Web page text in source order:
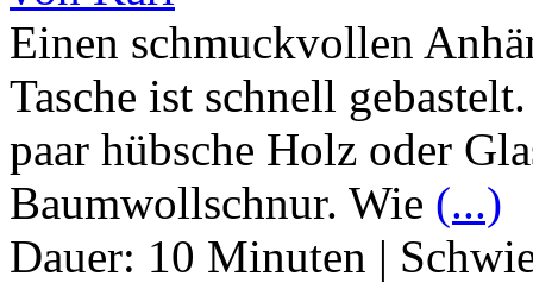
Einen schmuckvollen
Tasche ist schnell
paar hübsche Holz oder
Baumwollschnur. Wie (...)
Dauer: 10 Minuten |